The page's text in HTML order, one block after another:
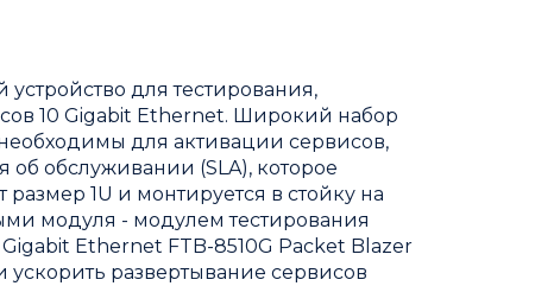
устройство для тестирования,
10 Gigabit Ethernet. Широкий набор
для активации сервисов,
обслуживании (SLA), которое
1U и монтируется в стойку на
модуля - модулем тестирования
Ethernet FTB-8510G Packet Blazer
ускорить развертывание сервисов